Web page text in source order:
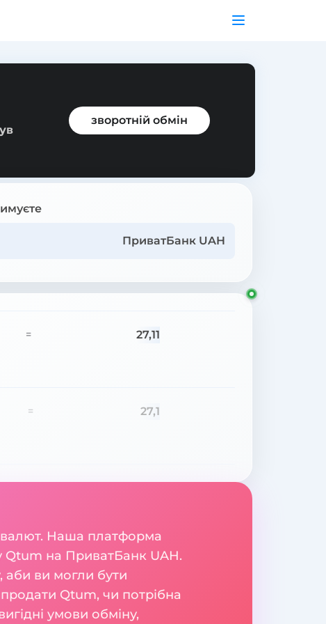
зворотній обмін
ПриватБанк UAH
= 27,11
= 27,1
валют. Наша платформа
Qtum на ПриватБанк UAH.
аби ви могли бути
продати Qtum, чи потрібна
умови обміну,